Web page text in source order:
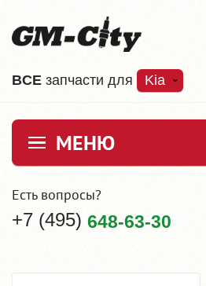
ВCE запчасти для Kia
МЕНЮ
Есть вопросы?
+7 (495) 648-63-30